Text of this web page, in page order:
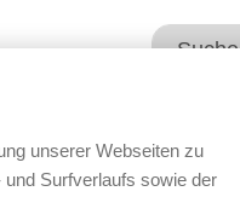
unserer Webseiten zu
Surfverlaufs sowie der